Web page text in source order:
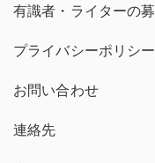
有識者・ライターの
プライバシーポリシー
お問い合わせ
連絡先